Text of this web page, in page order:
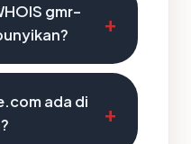
gmr-
ada di